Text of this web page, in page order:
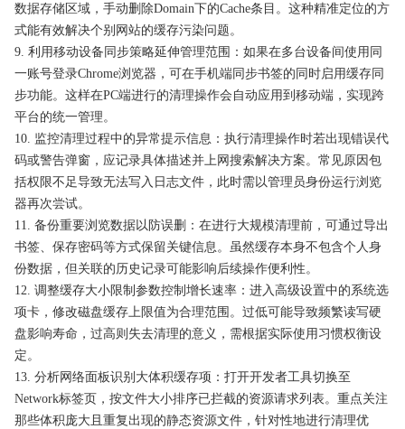
数据存储区域，手动删除Domain下的Cache条目。这种精准定位的方
式能有效解决个别网站的缓存污染问题。
9. 利用移动设备同步策略延伸管理范围：如果在多台设备间使用同
一账号登录Chrome浏览器，可在手机端同步书签的同时启用缓存同
步功能。这样在PC端进行的清理操作会自动应用到移动端，实现跨
平台的统一管理。
10. 监控清理过程中的异常提示信息：执行清理操作时若出现错误代
码或警告弹窗，应记录具体描述并上网搜索解决方案。常见原因包
括权限不足导致无法写入日志文件，此时需以管理员身份运行浏览
器再次尝试。
11. 备份重要浏览数据以防误删：在进行大规模清理前，可通过导出
书签、保存密码等方式保留关键信息。虽然缓存本身不包含个人身
份数据，但关联的历史记录可能影响后续操作便利性。
12. 调整缓存大小限制参数控制增长速率：进入高级设置中的系统选
项卡，修改磁盘缓存上限值为合理范围。过低可能导致频繁读写硬
盘影响寿命，过高则失去清理的意义，需根据实际使用习惯权衡设
定。
13. 分析网络面板识别大体积缓存项：打开开发者工具切换至
Network标签页，按文件大小排序已拦截的资源请求列表。重点关注
那些体积庞大且重复出现的静态资源文件，针对性地进行清理优